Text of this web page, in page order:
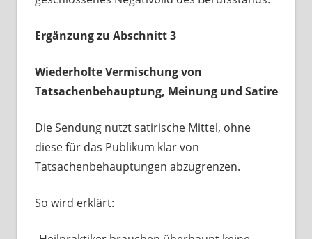
Ergänzung zu Abschnitt 3
Wiederholte Vermischung von
Tatsachenbehauptung, Meinung und Satire
Die Sendung nutzt satirische Mittel, ohne
diese für das Publikum klar von
Tatsachenbehauptungen abzugrenzen.
So wird erklärt: